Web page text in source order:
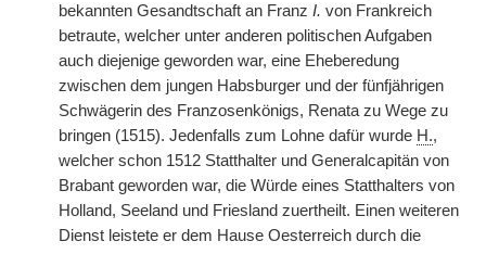
bekannten Gesandtschaft an Franz I. von Frankreich
betraute, welcher unter anderen politischen Aufgaben
auch diejenige geworden war, eine Eheberedung
zwischen dem jungen Habsburger und der fünfjährigen
Schwägerin des Franzosenkönigs, Renata zu Wege zu
bringen (1515). Jedenfalls zum Lohne dafür wurde H.,
welcher schon 1512 Statthalter und Generalcapitän von
Brabant geworden war, die Würde eines Statthalters von
Holland, Seeland und Friesland zuertheilt. Einen weiteren
Dienst leistete er dem Hause Oesterreich durch die